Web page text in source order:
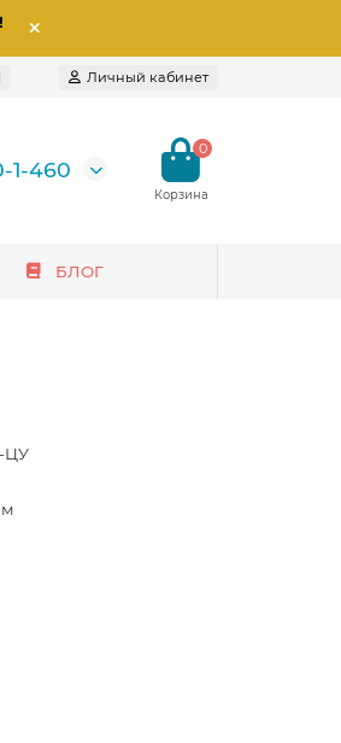
!
Личный кабинет
1-460
0
БЛОГ
ЦУ